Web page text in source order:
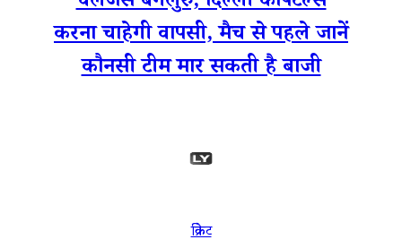
करना चाहेगी वापसी, मैच से पहले जानें
कौनसी टीम मार सकती है बाजी
क्रिकेट